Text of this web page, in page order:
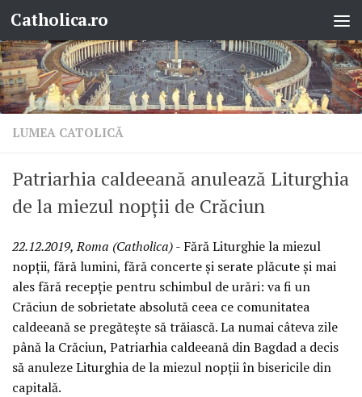
Skip to content
Catholica.ro
LUMEA CATOLICĂ
Patriarhia caldeeană anulează Liturghia
de la miezul nopții de Crăciun
22.12.2019, Roma (Catholica)- Fără Liturghie la miezul
nopții, fără lumini, fără concerte și serate plăcute și mai
ales fără recepție pentru schimbul de urări: va fi un
Crăciun de sobrietate absolută ceea ce comunitatea
caldeeană se pregătește să trăiască. La numai câteva zile
până la Crăciun, Patriarhia caldeeană din Bagdad a decis
să anuleze Liturghia de la miezul nopții în bisericile din
capitală.